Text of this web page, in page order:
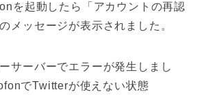
を起動したら「アカウントの再認
メッセージが表示されました。
サーバーでエラーが発生しまし
でTwitterが使えない状態